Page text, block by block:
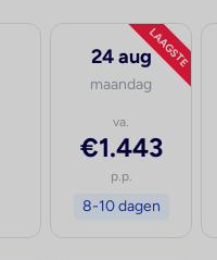
LAAGSTE
24 aug
maandag
va.
€1.443
p.p.
8-10 dagen